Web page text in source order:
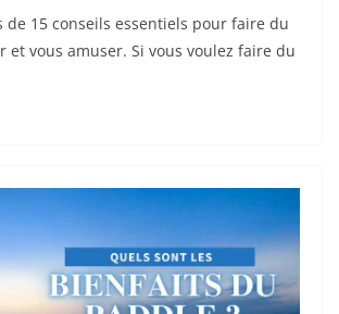
de 15 conseils essentiels pour faire du
et vous amuser. Si vous voulez faire du